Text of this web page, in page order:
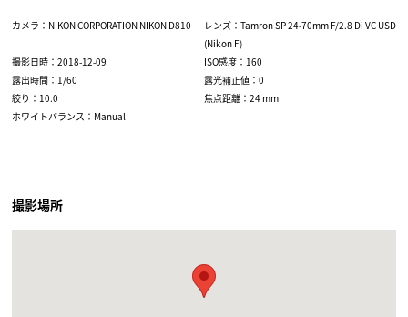
カメラ：NIKON CORPORATION NIKON D810
レンズ：Tamron SP 24-70mm F/2.8 Di VC USD
(Nikon F)
撮影日時：2018-12-09
ISO感度：160
露出時間：1/60
露光補正値：0
絞り：10.0
焦点距離：24 mm
ホワイトバランス：Manual
撮影場所